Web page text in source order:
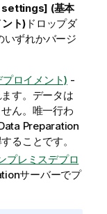
(基本
ト) ドロップダ
いずれかバージ
ロイメント) -
す。データは
ん。唯一行わ
Preparation
ることです。
レミスデプロ
サーバーでプ